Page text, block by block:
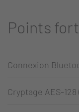
Points
Connexion
Cryptage AES-